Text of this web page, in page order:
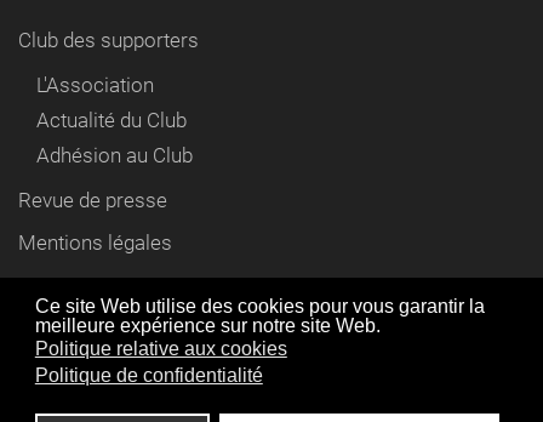
Ce site Web utilise des cookies pour vous garantir la
meilleure expérience sur notre site Web.
Politique relative aux cookies
Politique de confidentialité
Club des supporters
L'Association
Actualité du Club
Adhésion au Club
Revue de presse
Mentions légales
Contact
© www.cyril-gautier.fr 2012 / 2021
En utilisant ce site Web, vous acceptez l'utilisation de
cookies comme décrit dans notre politique de